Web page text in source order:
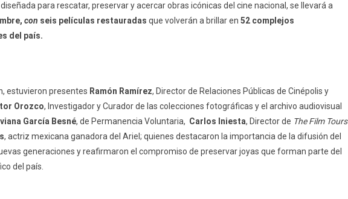
para rescatar, preservar y acercar obras icónicas del cine nacional, se llevará a
con seis películas restauradas que volverán a brillar en 52 complejos
del país.
estuvieron presentes Ramón Ramírez, Director de Relaciones Públicas de Cinépolis y
Orozco, Investigador y Curador de las colecciones fotográficas y el archivo audiovisual
García Besné, de Permanencia Voluntaria, Carlos Iniesta, Director de The Film Tours
, actriz mexicana ganadora del Ariel; quienes destacaron la importancia de la difusión del
generaciones y reafirmaron el compromiso de preservar joyas que forman parte del
del país.